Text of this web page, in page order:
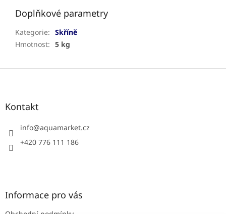
Doplňkové parametry
Kategorie: Skříně
Hmotnost: 5 kg
Z
Kontakt
info@aquamarket.cz
+420 776 111 186
Informace pro vás